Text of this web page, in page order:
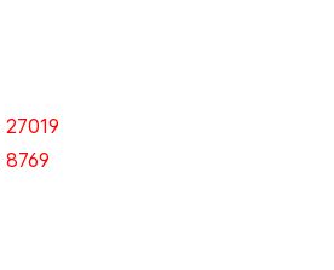
27019
8769